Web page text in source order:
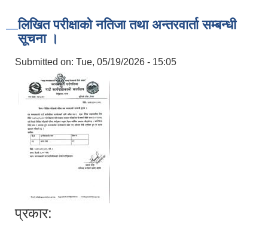
लिखित परीक्षाको नतिजा तथा अन्तरवार्ता सम्बन्धी
सूचना ।
Submitted on: Tue, 05/19/2026 - 15:05
प्रकार: